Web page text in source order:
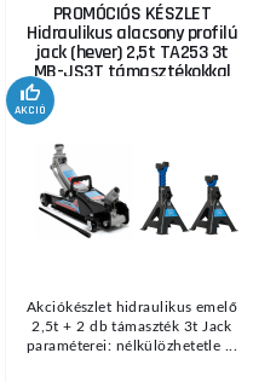
PROMÓCIÓS KÉSZLET
Hidraulikus alacsony profilú
jack (hever) 2,5t TA253 3t
MB-JS3T támasztékokkal
AKCIÓ
Akciókészlet hidraulikus emelő
2,5t + 2 db támaszték 3t Jack
paraméterei: nélkülözhetetle ...